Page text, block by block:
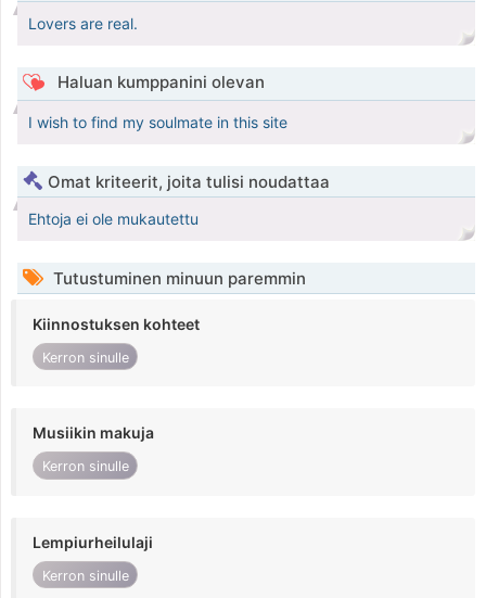
Lovers are real.
Haluan kumppanini olevan
I wish to find my soulmate in this site
Omat kriteerit, joita tulisi noudattaa
Ehtoja ei ole mukautettu
Tutustuminen minuun paremmin
Kiinnostuksen kohteet
Kerron sinulle
Musiikin makuja
Kerron sinulle
Lempiurheilulaji
Kerron sinulle